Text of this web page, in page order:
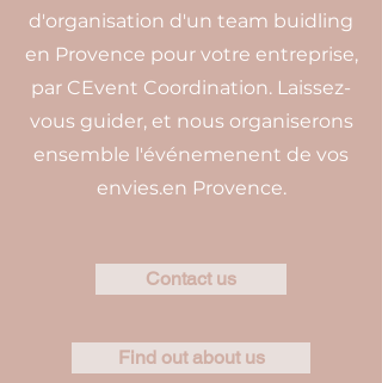
d'organisation d'un team buidling
en Provence pour votre entreprise,
par CEvent Coordination. Laissez-
vous guider, et nous organiserons
ensemble l'événemenent de vos
envies.en Provence.
Contact us
Find out about us